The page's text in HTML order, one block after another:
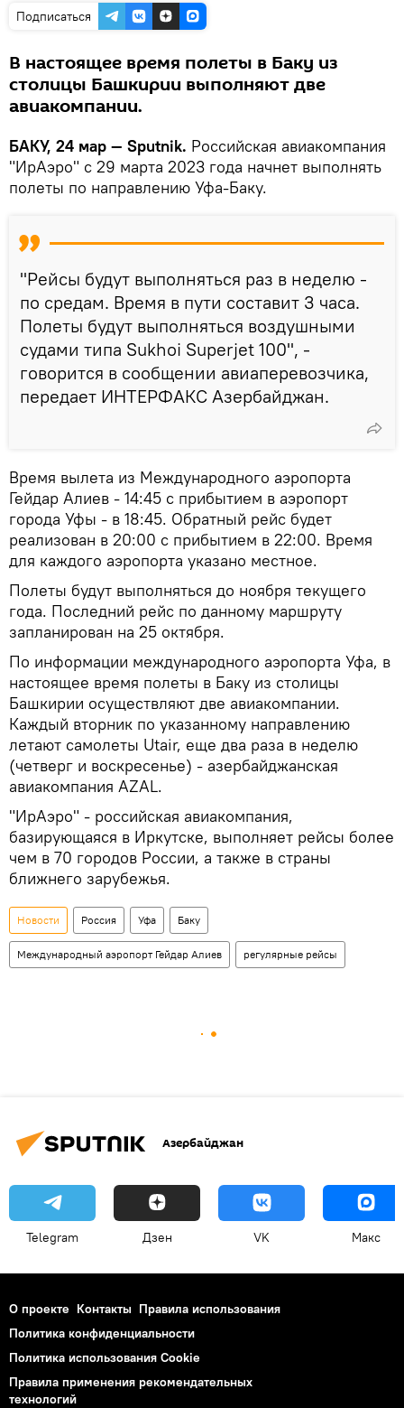
Подписаться
В настоящее время полеты в Баку из
столицы Башкирии выполняют две
авиакомпании.
БАКУ, 24 мар — Sputnik. Российская авиакомпания
"ИрАэро" с 29 марта 2023 года начнет выполнять
полеты по направлению Уфа-Баку.
"Рейсы будут выполняться раз в неделю -
по средам. Время в пути составит 3 часа.
Полеты будут выполняться воздушными
судами типа Sukhoi Superjet 100", -
говорится в сообщении авиаперевозчика,
передает ИНТЕРФАКС Азербайджан.
Время вылета из Международного аэропорта
Гейдар Алиев - 14:45 с прибытием в аэропорт
города Уфы - в 18:45. Обратный рейс будет
реализован в 20:00 с прибытием в 22:00. Время
для каждого аэропорта указано местное.
Полеты будут выполняться до ноября текущего
года. Последний рейс по данному маршруту
запланирован на 25 октября.
По информации международного аэропорта Уфа, в
настоящее время полеты в Баку из столицы
Башкирии осуществляют две авиакомпании.
Каждый вторник по указанному направлению
летают самолеты Utair, еще два раза в неделю
(четверг и воскресенье) - азербайджанская
авиакомпания AZAL.
"ИрАэро" - российская авиакомпания,
базирующаяся в Иркутске, выполняет рейсы более
чем в 70 городов России, а также в страны
ближнего зарубежья.
Новости Россия Уфа Баку
Международный аэропорт Гейдар Алиев регулярные рейсы
Азербайджан
Telegram Дзен VK Макс
О проекте Контакты Правила использования
Политика конфиденциальности
Политика использования Cookie
Правила применения рекомендательных
технологий